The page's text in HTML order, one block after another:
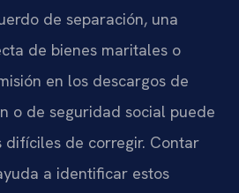
de separación, una
de bienes maritales o
en los descargos de
o de seguridad social puede
difíciles de corregir. Contar
a identificar estos